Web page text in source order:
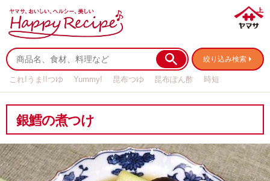
絞り込み検索
これ!うま!!つゆ Yummy! 昆布つゆ 昆布ぽん酢
時短
銀鱈の煮つけ